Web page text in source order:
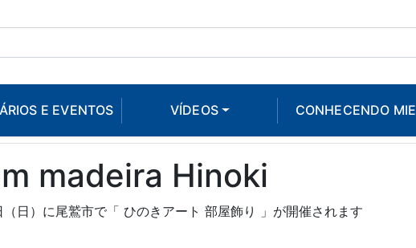
E EVENTOS VÍDEOS CONHECENDO MIE
madeira Hinoki
日）に尾鷲市で「 ひのきアート 部屋飾り 」が開催されます